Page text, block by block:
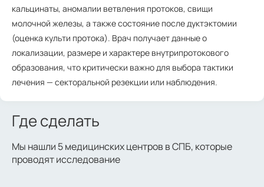
кальцинаты, аномалии ветвления протоков, свищи
молочной железы, а также состояние после дуктэктомии
(оценка культи протока). Врач получает данные о
локализации, размере и характере внутрипротокового
образования, что критически важно для выбора тактики
лечения — секторальной резекции или наблюдения.
Где сделать
Мы нашли 5 медицинских центров в СПБ, которые
проводят исследование